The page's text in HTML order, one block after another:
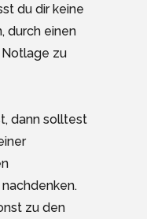
du dir keine
durch einen
zu
dann solltest
zu den